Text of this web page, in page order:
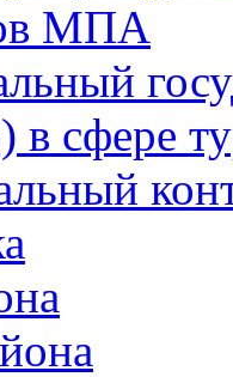
МПА
в сфере